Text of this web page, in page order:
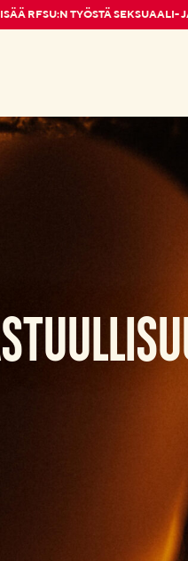
RFSU:N TYÖSTÄ SEKSUAALI-